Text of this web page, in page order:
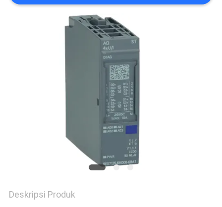
QUOTE
Deskripsi Produk